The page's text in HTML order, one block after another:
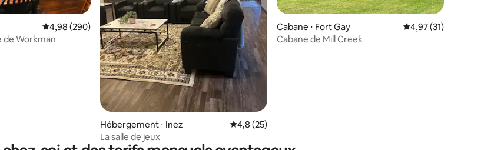
257 commentaires : 4,94 sur 5
Évaluation moyenne sur la base de 290 commentaires : 4,98 sur 5
4,98 (290)
de Workman
Hébergement ⋅ Inez Évaluation moyenne sur la base de 25 commentaires : 4,8 sur 5
4,8 (25)
La salle de jeux
Cabane ⋅ Fort Gay Évaluation moyenne
4,97 (31)
Cabane de Mill Creek